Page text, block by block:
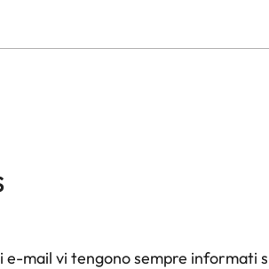
mail vi tengono sempre informati